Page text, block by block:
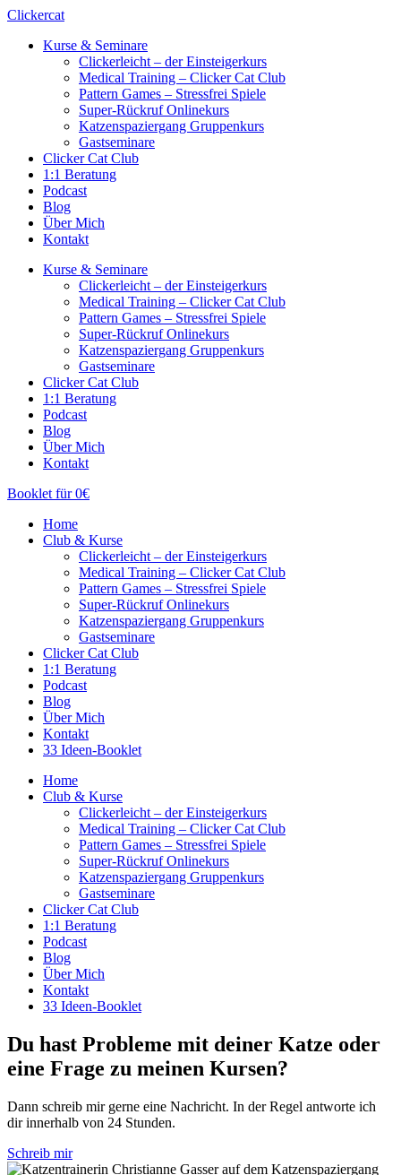
Zum
springen
Clickercat
Kurse & Seminare
Clickerleicht – der Einsteigerkurs
Medical Training – Clicker Cat Club
Pattern Games – Stressfrei Spiele
Super-Rückruf Onlinekurs
Katzenspaziergang Gruppenkurs
Gastseminare
Clicker Cat Club
1:1 Beratung
Podcast
Blog
Über Mich
Kontakt
Kurse & Seminare
Clickerleicht – der Einsteigerkurs
Medical Training – Clicker Cat Club
Pattern Games – Stressfrei Spiele
Super-Rückruf Onlinekurs
Katzenspaziergang Gruppenkurs
Gastseminare
Clicker Cat Club
1:1 Beratung
Podcast
Blog
Über Mich
Kontakt
Booklet für 0€
Home
Club & Kurse
Clickerleicht – der Einsteigerkurs
Medical Training – Clicker Cat Club
Pattern Games – Stressfrei Spiele
Super-Rückruf Onlinekurs
Katzenspaziergang Gruppenkurs
Gastseminare
Clicker Cat Club
1:1 Beratung
Podcast
Blog
Über Mich
Kontakt
33 Ideen-Booklet
Home
Club & Kurse
Clickerleicht – der Einsteigerkurs
Medical Training – Clicker Cat Club
Pattern Games – Stressfrei Spiele
Super-Rückruf Onlinekurs
Katzenspaziergang Gruppenkurs
Gastseminare
Clicker Cat Club
1:1 Beratung
Podcast
Blog
Über Mich
Kontakt
33 Ideen-Booklet
Du hast Probleme mit deiner Katze oder
eine Frage zu meinen Kursen?
Dann schreib mir gerne eine Nachricht. In der Regel antworte ich
dir innerhalb von 24 Stunden.
Schreib mir